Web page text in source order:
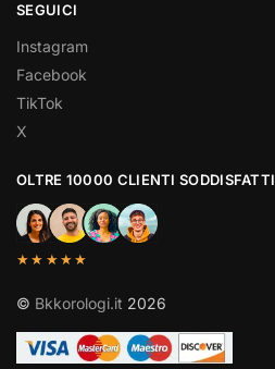
SEGUICI
Instagram
Facebook
TikTok
X
OLTRE 10000 CLIENTI SODDISFATTI
★★★★★
© Bkkorologi.it 2026